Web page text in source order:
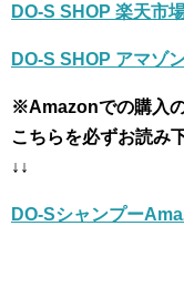
DO-S SHOP 楽天市
DO-S SHOP アマゾ
※Amazonでの購入
こちらを必ずお読み
↓↓
DO-Sシャンプー